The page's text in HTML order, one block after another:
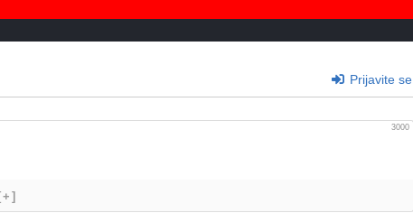
Prijavite se
3000
[+]